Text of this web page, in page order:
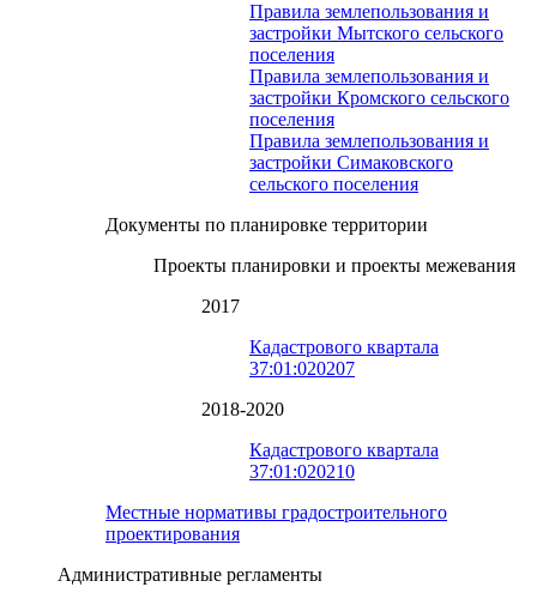
Правила землепользования и
застройки Мытского сельского
поселения
Правила землепользования и
застройки Кромского сельского
поселения
Правила землепользования и
застройки Симаковского
сельского поселения
Документы по планировке территории
Проекты планировки и проекты межевания
2017
Кадастрового квартала
37:01:020207
2018-2020
Кадастрового квартала
37:01:020210
Местные нормативы градостроительного
проектирования
Административные регламенты